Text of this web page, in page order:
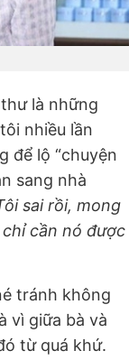
là những
nhiều lần
để lộ “chuyện
sang nhà
sai rồi, mong
cần nó được
tránh không
vì giữa bà và
từ quá khứ.